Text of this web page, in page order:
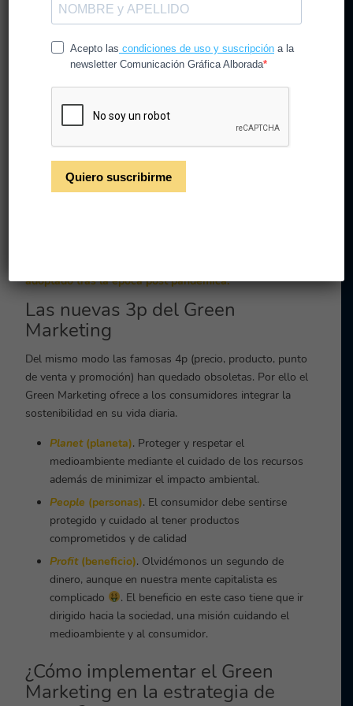
La grave explotación del planeta ha provocado una
crisis de consumo haciendo que los consumidores se
pregunten cómo comprar, viajar y consumir de forma
ética. Por ello los fabricantes y empresas trabajan
diariamente para adaptarse a esta nueva realidad.
En consecuencia, el marketing debe mantenerse en un
adoptado tras la época post pandémica.
Las nuevas 3p del Green
Marketing
Del mismo modo las famosas 4p (precio, producto, punto
de venta y promoción) han quedado obsoletas. Por ello el
Green Marketing ofrece a los consumidores integrar la
sostenibilidad en su vida diaria.
Planet(planeta). Proteger y respetar el
medioambiente mediante el cuidado de los recursos
además de minimizar el impacto ambiental.
People (personas). El consumidor debe sentirse
protegido y cuidado al tener productos
comprometidos y de calidad
Profit(beneficio). Olvidémonos un segundo de
dinero, aunque en nuestra mente capitalista es
complicado
. El beneficio en este caso tiene que ir
dirigido hacia la sociedad, una misión cuidando el
medioambiente y al consumidor.
¿Cómo implementar el Green
Marketing en la estrategia de